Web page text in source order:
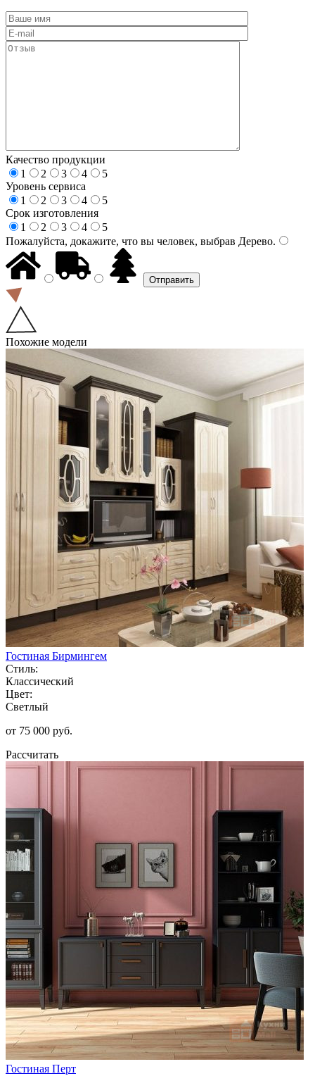
Качество продукции
1
2 3 4
5
Уровень сервиса
1
2 3 4
5
Срок изготовления
1
2 3 4
5
Пожалуйста, докажите, что вы человек, выбрав Дерево.
Похожие модели
Гостиная Бирмингем
Стиль:
Классический
Цвет:
Светлый
от 75 000 руб.
Рассчитать
Гостиная Перт